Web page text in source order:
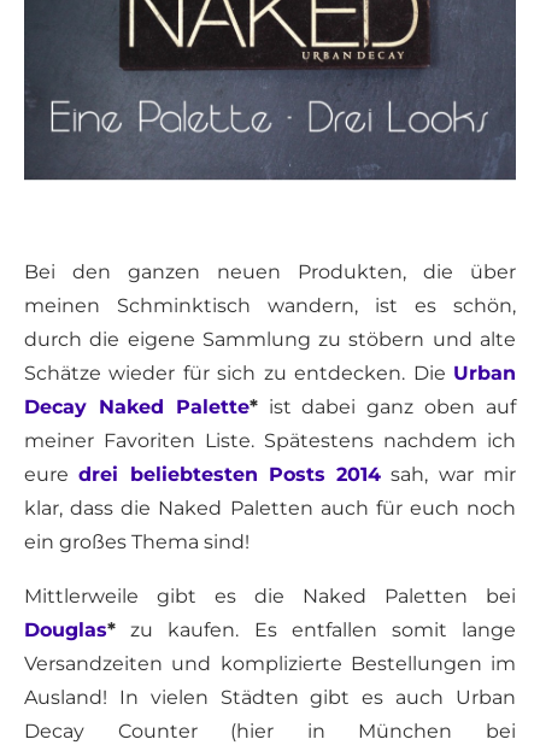
Bei den ganzen neuen Produkten, die über
meinen Schminktisch wandern, ist es schön,
durch die eigene Sammlung zu stöbern und alte
Schätze wieder für sich zu entdecken. Die Urban
Decay Naked Palette*ist dabei ganz oben auf
meiner Favoriten Liste. Spätestens nachdem ich
euredrei beliebtesten Posts 2014 sah, war mir
klar, dass die Naked Paletten auch für euch noch
ein großes Thema sind!
Mittlerweile gibt es die Naked Paletten bei
Douglas* zu kaufen. Es entfallen somit lange
Versandzeiten und komplizierte Bestellungen im
Ausland! In vielen Städten gibt es auch Urban
Decay Counter (hier in München bei